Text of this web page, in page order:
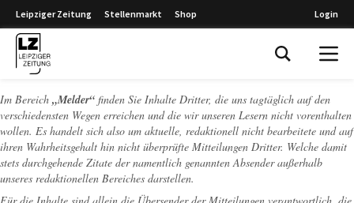
Leipziger Zeitung Stellenmarkt Shop Login
Im Bereich „Melder“ finden Sie Inhalte Dritter, die uns tagtäglich auf den
verschiedensten Wegen erreichen und die wir unseren Lesern nicht vorenthalten
wollen. Es handelt sich also um aktuelle, redaktionell nicht bearbeitete und auf
ihren Wahrheitsgehalt hin nicht überprüfte Mitteilungen Dritter. Welche damit
stets durchgehende Zitate der namentlich genannten Absender außerhalb
unseres redaktionellen Bereiches darstellen.